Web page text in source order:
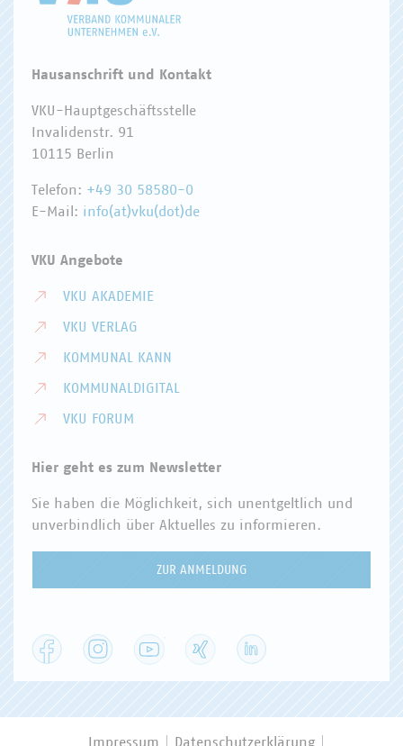
Hausanschrift und Kontakt
VKU-Hauptgeschäftsstelle
Invalidenstr. 91
10115 Berlin
Telefon: +49 30 58580-0
E-Mail: info(at)vku(dot)de
VKU Angebote
VKU AKADEMIE
VKU VERLAG
KOMMUNAL KANN
KOMMUNALDIGITAL
VKU FORUM
Hier geht es zum Newsletter
Sie haben die Möglichkeit, sich unentgeltlich und
unverbindlich über Aktuelles zu informieren.
ZUR ANMELDUNG
Facebook Instagram YouTube
Impressum Datenschutzerklärung